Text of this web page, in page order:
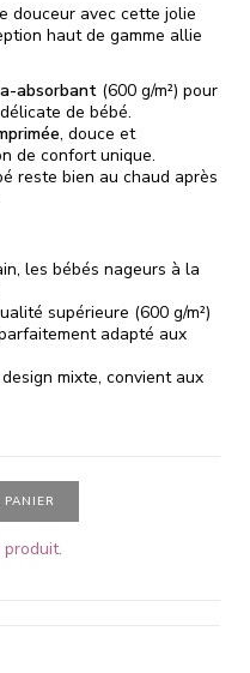
douceur avec cette jolie
haut de gamme allie
absorbant (600 g/m²) pour
de bébé.
, douce et
de confort unique.
reste bien au chaud après
les bébés nageurs à la
supérieure (600 g/m²)
adapté aux
mixte, convient aux